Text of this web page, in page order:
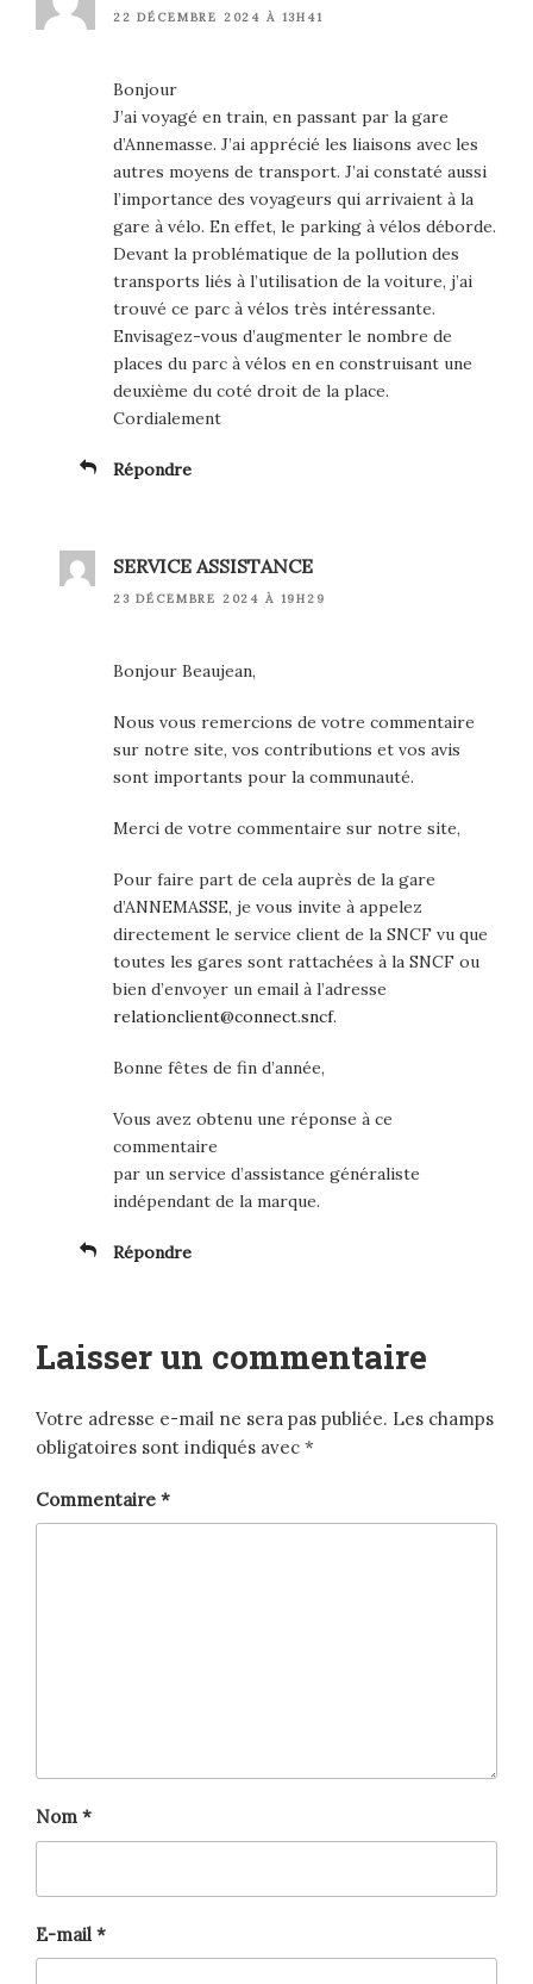
22 DÉCEMBRE 2024 À 13H41
Bonjour
J’ai voyagé en train, en passant par la gare
d’Annemasse. J’ai apprécié les liaisons avec les
autres moyens de transport. J’ai constaté aussi
l’importance des voyageurs qui arrivaient à la
gare à vélo. En effet, le parking à vélos déborde.
Devant la problématique de la pollution des
transports liés à l’utilisation de la voiture, j’ai
trouvé ce parc à vélos très intéressante.
Envisagez-vous d’augmenter le nombre de
places du parc à vélos en en construisant une
deuxième du coté droit de la place.
Cordialement
Répondre
SERVICE ASSISTANCE
23 DÉCEMBRE 2024 À 19H29
Bonjour Beaujean,
Nous vous remercions de votre commentaire
sur notre site, vos contributions et vos avis
sont importants pour la communauté.
Merci de votre commentaire sur notre site,
Pour faire part de cela auprès de la gare
d’ANNEMASSE, je vous invite à appelez
directement le service client de la SNCF vu que
toutes les gares sont rattachées à la SNCF ou
bien d’envoyer un email à l’adresse
relationclient@connect.sncf.
Bonne fêtes de fin d’année,
Vous avez obtenu une réponse à ce
commentaire
par un service d’assistance généraliste
indépendant de la marque.
Répondre
Laisser un commentaire
Votre adresse e-mail ne sera pas publiée. Les champs
obligatoires sont indiqués avec *
Commentaire *
Nom *
E-mail *